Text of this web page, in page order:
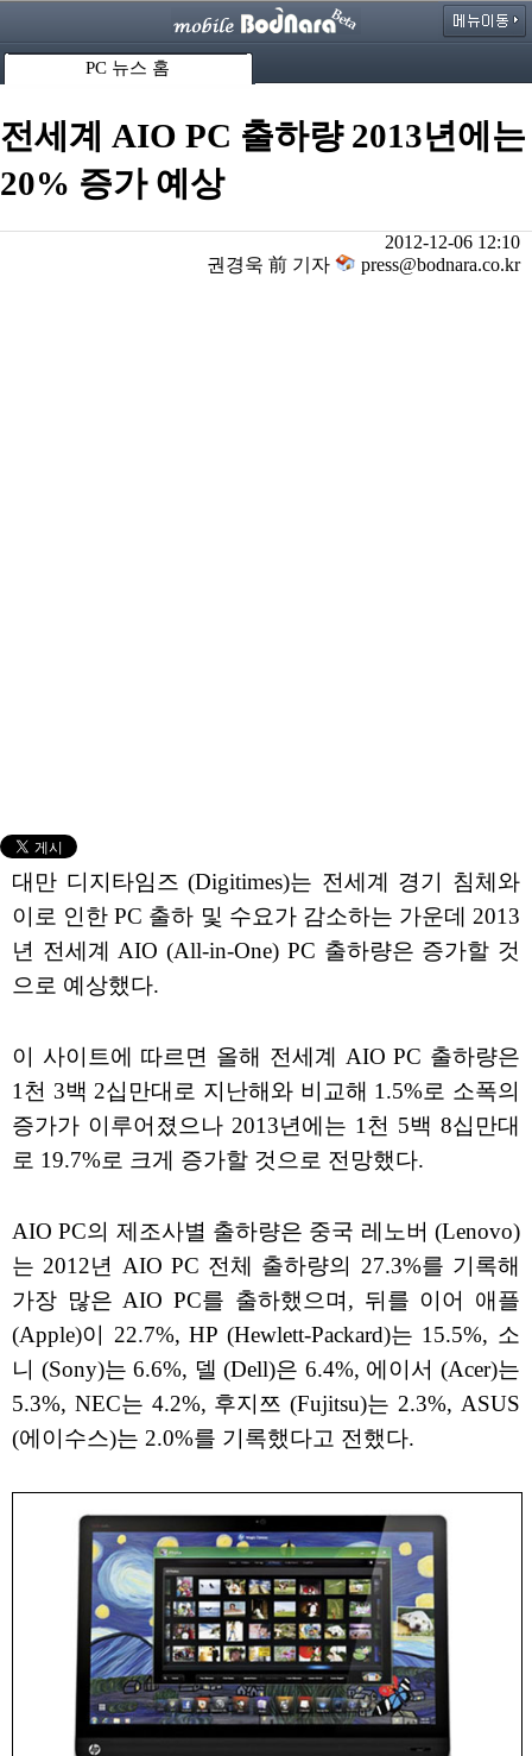
PC 뉴스 홈
전세계 AIO PC 출하량 2013년에는
20% 증가 예상
2012-12-06 12:10
권경욱 前 기자
press@bodnara.co.kr
대만 디지타임즈 (Digitimes)는 전세계 경기 침체와
이로 인한 PC 출하 및 수요가 감소하는 가운데 2013
년 전세계 AIO (All-in-One) PC 출하량은 증가할 것
으로 예상했다.
이 사이트에 따르면 올해 전세계 AIO PC 출하량은
1천 3백 2십만대로 지난해와 비교해 1.5%로 소폭의
증가가 이루어졌으나 2013년에는 1천 5백 8십만대
로 19.7%로 크게 증가할 것으로 전망했다.
AIO PC의 제조사별 출하량은 중국 레노버 (Lenovo)
는 2012년 AIO PC 전체 출하량의 27.3%를 기록해
가장 많은 AIO PC를 출하했으며, 뒤를 이어 애플
(Apple)이 22.7%, HP (Hewlett-Packard)는 15.5%, 소
니 (Sony)는 6.6%, 델 (Dell)은 6.4%, 에이서 (Acer)는
5.3%, NEC는 4.2%, 후지쯔 (Fujitsu)는 2.3%, ASUS
(에이수스)는 2.0%를 기록했다고 전했다.